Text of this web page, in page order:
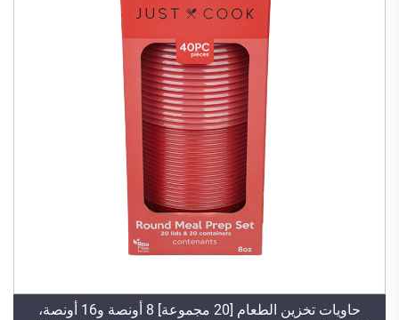
حاويات تخزين الطعام [20 مجموعة] 8 أونصة و16 أونصة،